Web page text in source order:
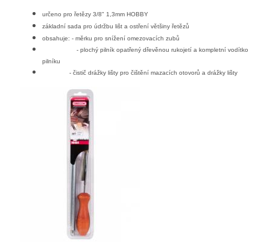
určeno pro řetězy 3/8" 1,3mm HOBBY
základní sada pro údržbu lišt a ostření většiny řetězů
obsahuje: - měrku pro snížení omezovacích zubů
- plochý pilník opatřený dřevěnou rukojetí a kompletní vodítko
pilníku
- čistič drážky lišty pro čištění mazacích otovorů a drážky lišty